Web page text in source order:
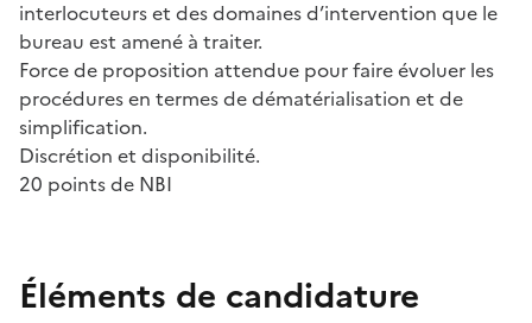
interlocuteurs et des domaines d’intervention que le
bureau est amené à traiter.
Force de proposition attendue pour faire évoluer les
procédures en termes de dématérialisation et de
simplification.
Discrétion et disponibilité.
20 points de NBI
Éléments de candidature